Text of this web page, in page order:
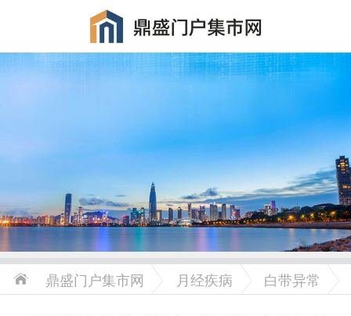
鼎盛门户集市网 月经疾病 白带异常